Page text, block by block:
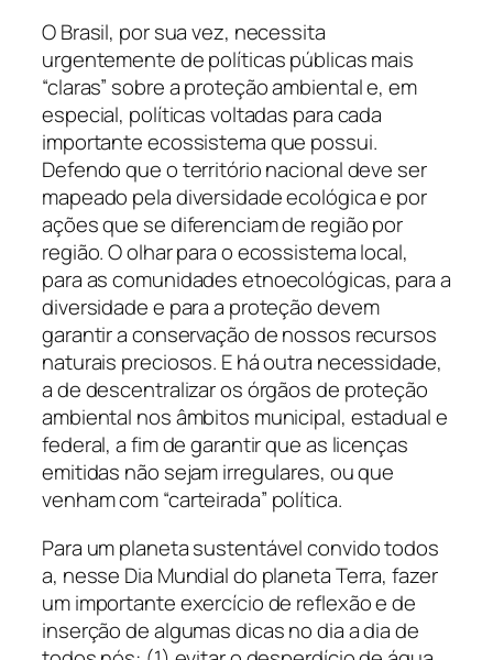
O Brasil, por sua vez, necessita
urgentemente de políticas públicas mais
“claras” sobre a proteção ambiental e, em
especial, políticas voltadas para cada
importante ecossistema que possui.
Defendo que o território nacional deve ser
mapeado pela diversidade ecológica e por
ações que se diferenciam de região por
região. O olhar para o ecossistema local,
para as comunidades etnoecológicas, para a
diversidade e para a proteção devem
garantir a conservação de nossos recursos
naturais preciosos. E há outra necessidade,
a de descentralizar os órgãos de proteção
ambiental nos âmbitos municipal, estadual e
federal, a fim de garantir que as licenças
emitidas não sejam irregulares, ou que
venham com “carteirada” política.
Para um planeta sustentável convido todos
a, nesse Dia Mundial do planeta Terra, fazer
um importante exercício de reflexão e de
inserção de algumas dicas no dia a dia de